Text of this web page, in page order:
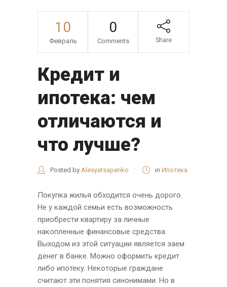
10
Февраль
0
Comments Share
Кредит и
ипотека: чем
отличаются и
что лучше?
Posted by Alesyatsapenko in Ипотека
Покупка жилья обходится очень дорого.
Не у каждой семьи есть возможность
приобрести квартиру за личные
накопленные финансовые средства.
Выходом из этой ситуации является заем
денег в банке. Можно оформить кредит
либо ипотеку. Некоторые граждане
считают эти понятия синонимами. Но в